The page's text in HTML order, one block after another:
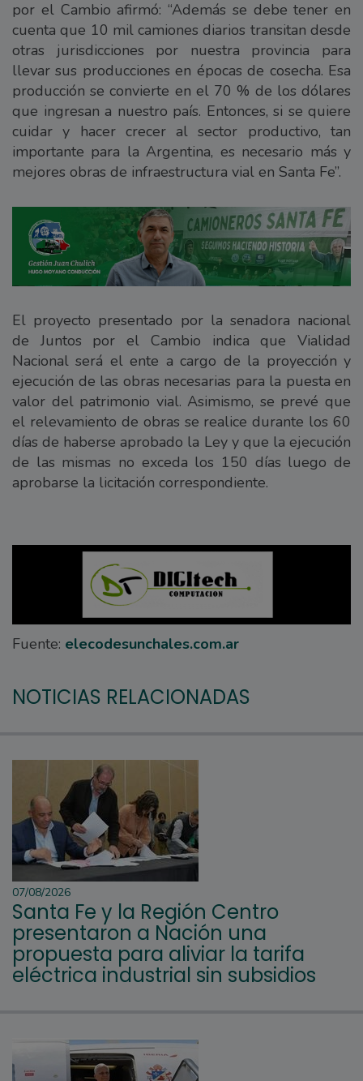
por el Cambio afirmó: “Además se debe tener en
cuenta que 10 mil camiones diarios transitan desde
otras jurisdicciones por nuestra provincia para
llevar sus producciones en épocas de cosecha. Esa
producción se convierte en el 70 % de los dólares
que ingresan a nuestro país. Entonces, si se quiere
cuidar y hacer crecer al sector productivo, tan
importante para la Argentina, es necesario más y
mejores obras de infraestructura vial en Santa Fe”.
El proyecto presentado por la senadora nacional
de Juntos por el Cambio indica que Vialidad
Nacional será el ente a cargo de la proyección y
ejecución de las obras necesarias para la puesta en
valor del patrimonio vial. Asimismo, se prevé que
el relevamiento de obras se realice durante los 60
días de haberse aprobado la Ley y que la ejecución
de las mismas no exceda los 150 días luego de
aprobarse la licitación correspondiente.
Fuente: elecodesunchales.com.ar
NOTICIAS RELACIONADAS
07/08/2026
Santa Fe y la Región Centro
presentaron a Nación una
propuesta para aliviar la tarifa
eléctrica industrial sin subsidios